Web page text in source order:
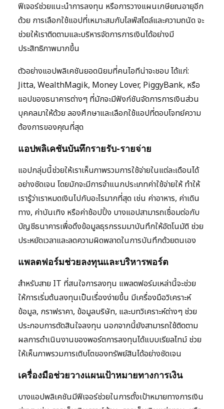
ฟีเจอร์ช่วยแนะนำการลงทุน หรือการวางแผนเกษียณอายุอีก
ด้วย การเลือกใช้แอปที่เหมาะสมกับไลฟ์สไตล์และความถนัด จะ
ช่วยให้เราติดตามและบริหารจัดการการเงินได้อย่างมี
ประสิทธิภาพมากขึ้น
ตัวอย่างแอปพลิเคชันยอดนิยมที่คนไอทีน่าจะชอบ ได้แก่:
Jitta, WealthMagik, Money Lover, PiggyBank, หรือ
แอปของธนาคารต่างๆ ที่มักจะมีฟังก์ชันจัดการการเงินส่วน
บุคคลมาให้ด้วย ลองศึกษาและเลือกใช้แอปที่ตอบโจทย์ความ
ต้องการของคุณที่สุด
แอปพลิเคชันบันทึกรายรับ-รายจ่าย
แอปกลุ่มนี้ช่วยให้เราเห็นภาพรวมการใช้จ่ายในแต่ละเดือนได้
อย่างชัดเจน โดยมักจะมีการจำแนกประเภทค่าใช้จ่ายให้ ทำให้
เรารู้ว่าเราหมดเงินไปกับอะไรมากที่สุด เช่น ค่าอาหาร, ค่าเดิน
ทาง, ค่าบันเทิง หรือค่าช้อปปิ้ง บางแอปสามารถเชื่อมต่อกับ
บัญชีธนาคารเพื่อดึงข้อมูลธุรกรรมมาบันทึกให้อัตโนมัติ ช่วย
ประหยัดเวลาและลดความผิดพลาดในการบันทึกด้วยตนเอง
แพลตฟอร์มช่วยลงทุนและบริหารพอร์ต
สำหรับสาย IT ที่สนใจการลงทุน แพลตฟอร์มเหล่านี้จะช่วย
ให้การเริ่มต้นลงทุนเป็นเรื่องง่ายขึ้น มีเครื่องมือวิเคราะห์
ข้อมูล, กราฟราคา, ข้อมูลบริษัท, และบทวิเคราะห์ต่างๆ ช่วย
ประกอบการตัดสินใจลงทุน นอกจากนี้ยังสามารถใช้ติดตาม
ผลการดำเนินงานของพอร์ตการลงทุนได้แบบเรียลไทม์ ช่วย
ให้เห็นภาพรวมการเติบโตของทรัพย์สินได้อย่างชัดเจน
เครื่องมือช่วยวางแผนเป้าหมายทางการเงิน
บางแอปพลิเคชันมีฟีเจอร์ช่วยในการตั้งเป้าหมายทางการเงิน